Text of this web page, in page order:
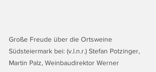
Große Freude über die Ortsweine
Südsteiermark bei: (v.l.n.r.) Stefan Potzinger,
Martin Palz, Weinbaudirektor Werner